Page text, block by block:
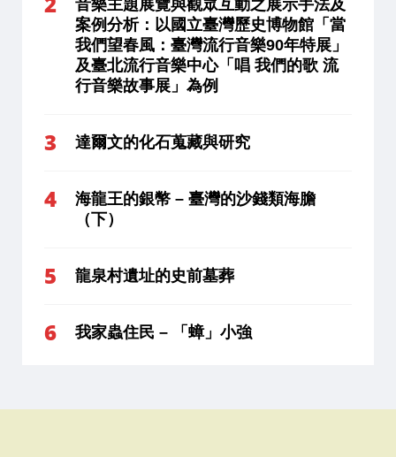
音樂主題展覽與觀眾互動之展示手法及
案例分析：以國立臺灣歷史博物館「當
我們望春風：臺灣流行音樂90年特展」
及臺北流行音樂中心「唱 我們的歌 流
行音樂故事展」為例
達爾文的化石蒐藏與研究
海龍王的銀幣 – 臺灣的沙錢類海膽
（下）
龍泉村遺址的史前墓葬
我家蟲住民 – 「蟑」小強